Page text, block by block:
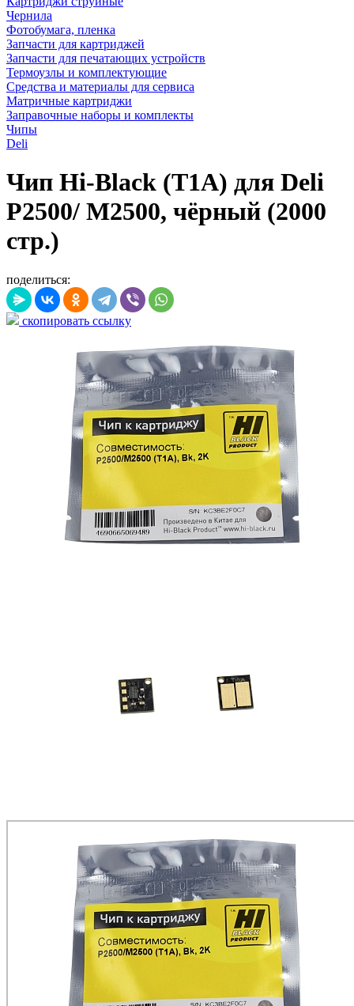
Чернила
Фотобумага, пленка
Запчасти для картриджей
Запчасти для печатающих устройств
Термоузлы и комплектующие
Средства и материалы для сервиса
Матричные картриджи
Заправочные наборы и комплекты
Чипы
Deli
Чип Hi-Black (T1A) для Deli
P2500/ M2500, чёрный (2000
стр.)
поделиться:
скопировать ссылку